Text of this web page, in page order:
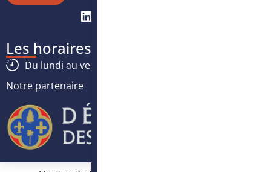
Les horaires
Du lundi au vendredi :
Notre partenaire